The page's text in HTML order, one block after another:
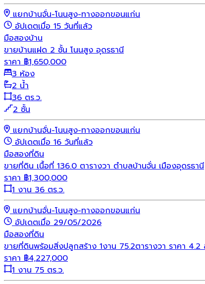
แยกบ้านจั่น-โนนสูง-ทางออกขอนแก่น
อัปเดตเมื่อ 15 วันที่แล้ว
มือสองบ้าน
ขายบ้านแฝด 2 ชั้น โนนสูง อุดรธานี
ราคา ฿1,650,000
3 ห้อง
2 น้ำ
36 ตร.ว.
2 ชั้น
แยกบ้านจั่น-โนนสูง-ทางออกขอนแก่น
อัปเดตเมื่อ 16 วันที่แล้ว
มือสองที่ดิน
ขายที่ดิน เนื้อที่ 136.0 ตารางวา ตำบลบ้านจั่น เมืองอุดรธานี
ราคา ฿1,300,000
1 งาน 36 ตร.ว.
แยกบ้านจั่น-โนนสูง-ทางออกขอนแก่น
อัปเดตเมื่อ 29/05/2026
มือสองที่ดิน
ขายที่ดินพร้อมสิ่งปลูกสร้าง 1งาน 75.2ตารางวา ราคา 4.2
ราคา ฿4,227,000
1 งาน 75 ตร.ว.